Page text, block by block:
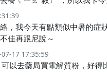
，我今天有點類似中暑的症
佳再跟尼說～
17 17:35:59
可以去藥局買電解質粉，好得